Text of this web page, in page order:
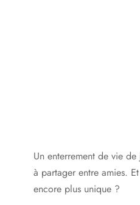
Un enterrement de vie
à partager entre amies.
encore plus unique ?